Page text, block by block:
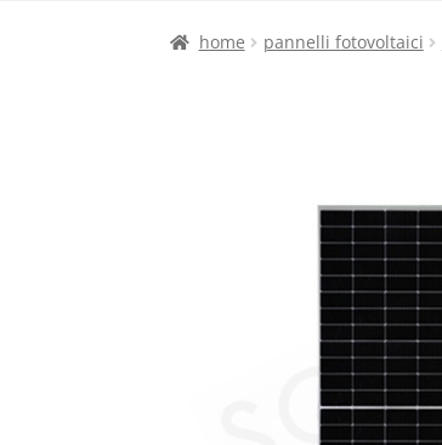
Home Cart Checkout Chi siamo
home pannelli fotovoltaici